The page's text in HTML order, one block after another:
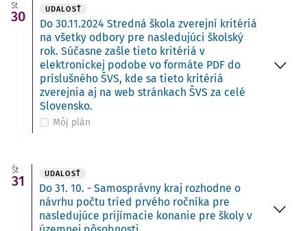
St
30 UDALOSŤ
Do 30.11.2024 Stredná škola zverejní kritériá
na všetky odbory pre nasledujúci školský
rok. Súčasne zašle tieto kritériá v
elektronickej podobe vo formáte PDF do
príslušného ŠVS, kde sa tieto kritériá
zverejnia aj na web stránkach ŠVS za celé
Slovensko.
Môj plán
Št
31 UDALOSŤ
Do 31. 10. - Samosprávny kraj rozhodne o
návrhu počtu tried prvého ročníka pre
nasledujúce prijímacie konanie pre školy v